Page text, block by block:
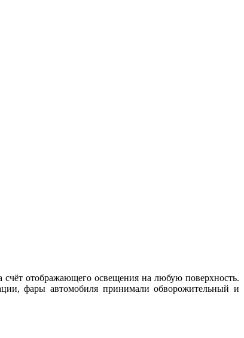
счёт отображающего освещения на любую поверхность.
фары автомобиля принимали обворожительный и